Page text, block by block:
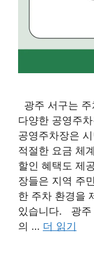
광주 서구는
다양한 공영주
공영주차장은
적절한 요금 체
할인 혜택도 제
장들은 지역 주
한 주차 환경을
있습니다. 광주
의 … 더 읽기